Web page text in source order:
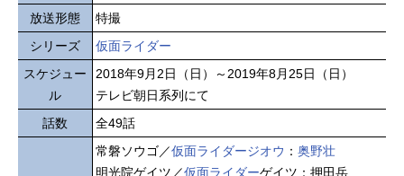
放送形態
特撮
シリーズ
仮面ライダー
スケジュー
ル
2018年9月2日（日）～2019年8月25日（日）
テレビ朝日系列にて
話数
全49話
常磐ソウゴ／仮面ライダージオウ ： 奥野壮
明光院ゲイツ／仮面ライダーゲイツ：押田岳